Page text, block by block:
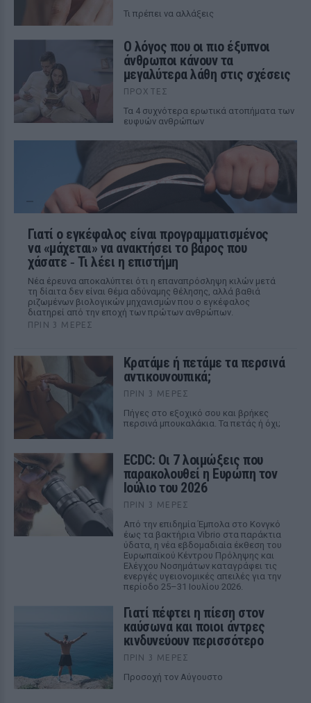
Τι πρέπει να αλλάξεις
Ο λόγος που οι πιο έξυπνοι
άνθρωποι κάνουν τα
μεγαλύτερα λάθη στις σχέσεις
ΠΡΟΧΤΈΣ
Τα 4 συχνότερα ερωτικά ατοπήματα των
ευφυών ανθρώπων
Γιατί ο εγκέφαλος είναι προγραμματισμένος
να «μάχεται» να ανακτήσει το βάρος που
χάσατε ‑ Τι λέει η επιστήμη
Νέα έρευνα αποκαλύπτει ότι η επαναπρόσληψη κιλών μετά
τη δίαιτα δεν είναι θέμα αδύναμης θέλησης, αλλά βαθιά
ριζωμένων βιολογικών μηχανισμών που ο εγκέφαλος
διατηρεί από την εποχή των πρώτων ανθρώπων.
ΠΡΙΝ 3 ΜΈΡΕΣ
Κρατάμε ή πετάμε τα περσινά
αντικουνουπικά;
ΠΡΙΝ 3 ΜΈΡΕΣ
Πήγες στο εξοχικό σου και βρήκες
περσινά μπουκαλάκια. Τα πετάς ή όχι;
ECDC: Οι 7 λοιμώξεις που
παρακολουθεί η Ευρώπη τον
Ιούλιο του 2026
ΠΡΙΝ 3 ΜΈΡΕΣ
Από την επιδημία Έμπολα στο Κονγκό
έως τα βακτήρια Vibrio στα παράκτια
ύδατα, η νέα εβδομαδιαία έκθεση του
Ευρωπαϊκού Κέντρου Πρόληψης και
Ελέγχου Νοσημάτων καταγράφει τις
ενεργές υγειονομικές απειλές για την
περίοδο 25–31 Ιουλίου 2026.
Γιατί πέφτει η πίεση στον
καύσωνα και ποιοι άντρες
κινδυνεύουν περισσότερο
ΠΡΙΝ 3 ΜΈΡΕΣ
Προσοχή τον Αύγουστο